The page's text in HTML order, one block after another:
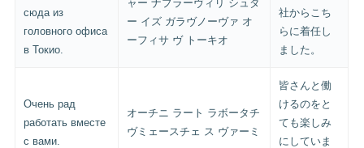
сюда из
головного офиса
в Токио.
ャー ナプラーヴィリ シュダ
ー イズ ガラヴノーヴァ オ
ーフィサ ヴ トーキオ
社からこち
らに着任し
ました。
Очень рад
работать вместе
с вами.
オーチニ ラート ラボータチ
ヴミェースチェ ス ヴァーミ
皆さんと働
けるのをと
ても楽しみ
にしていま